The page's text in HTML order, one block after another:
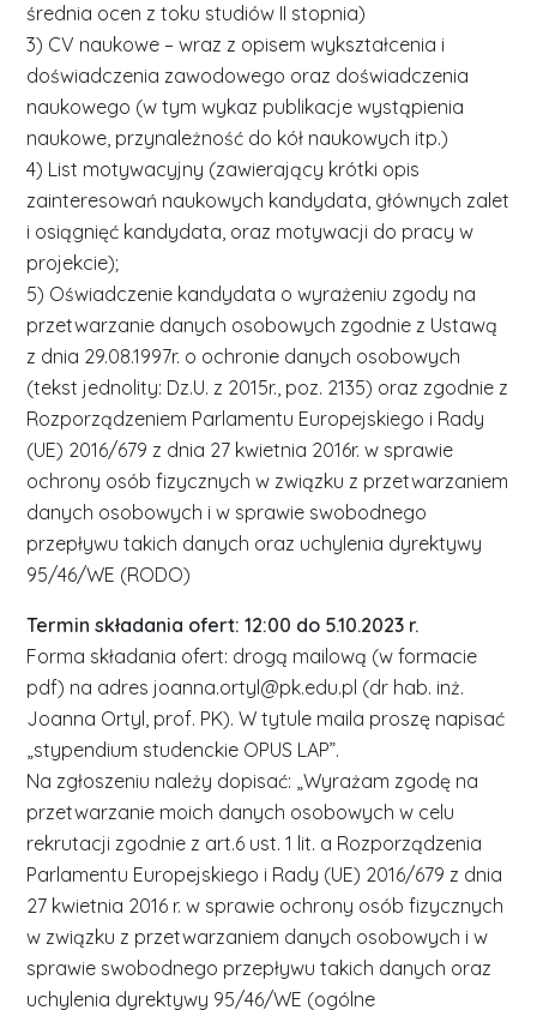
średnia ocen z toku studiów II stopnia)
3) CV naukowe – wraz z opisem wykształcenia i
doświadczenia zawodowego oraz doświadczenia
naukowego (w tym wykaz publikacje wystąpienia
naukowe, przynależność do kół naukowych itp.)
4) List motywacyjny (zawierający krótki opis
zainteresowań naukowych kandydata, głównych zalet
i osiągnięć kandydata, oraz motywacji do pracy w
projekcie);
5) Oświadczenie kandydata o wyrażeniu zgody na
przetwarzanie danych osobowych zgodnie z Ustawą
z dnia 29.08.1997r. o ochronie danych osobowych
(tekst jednolity: Dz.U. z 2015r., poz. 2135) oraz zgodnie z
Rozporządzeniem Parlamentu Europejskiego i Rady
(UE) 2016/679 z dnia 27 kwietnia 2016r. w sprawie
ochrony osób fizycznych w związku z przetwarzaniem
danych osobowych i w sprawie swobodnego
przepływu takich danych oraz uchylenia dyrektywy
95/46/WE (RODO)
Termin składania ofert: 12:00 do 5.10.2023 r.
Forma składania ofert: drogą mailową (w formacie
pdf) na adres joanna.ortyl@pk.edu.pl (dr hab. inż.
Joanna Ortyl, prof. PK). W tytule maila proszę napisać
„stypendium studenckie OPUS LAP”.
Na zgłoszeniu należy dopisać: „Wyrażam zgodę na
przetwarzanie moich danych osobowych w celu
rekrutacji zgodnie z art.6 ust. 1 lit. a Rozporządzenia
Parlamentu Europejskiego i Rady (UE) 2016/679 z dnia
27 kwietnia 2016 r. w sprawie ochrony osób fizycznych
w związku z przetwarzaniem danych osobowych i w
sprawie swobodnego przepływu takich danych oraz
uchylenia dyrektywy 95/46/WE (ogólne